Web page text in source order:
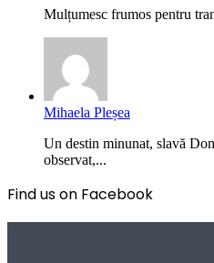
Mulțumesc frumos pentru
Mihaela Pleșea
Un destin minunat, slavă
observat,...
Find us on Facebook